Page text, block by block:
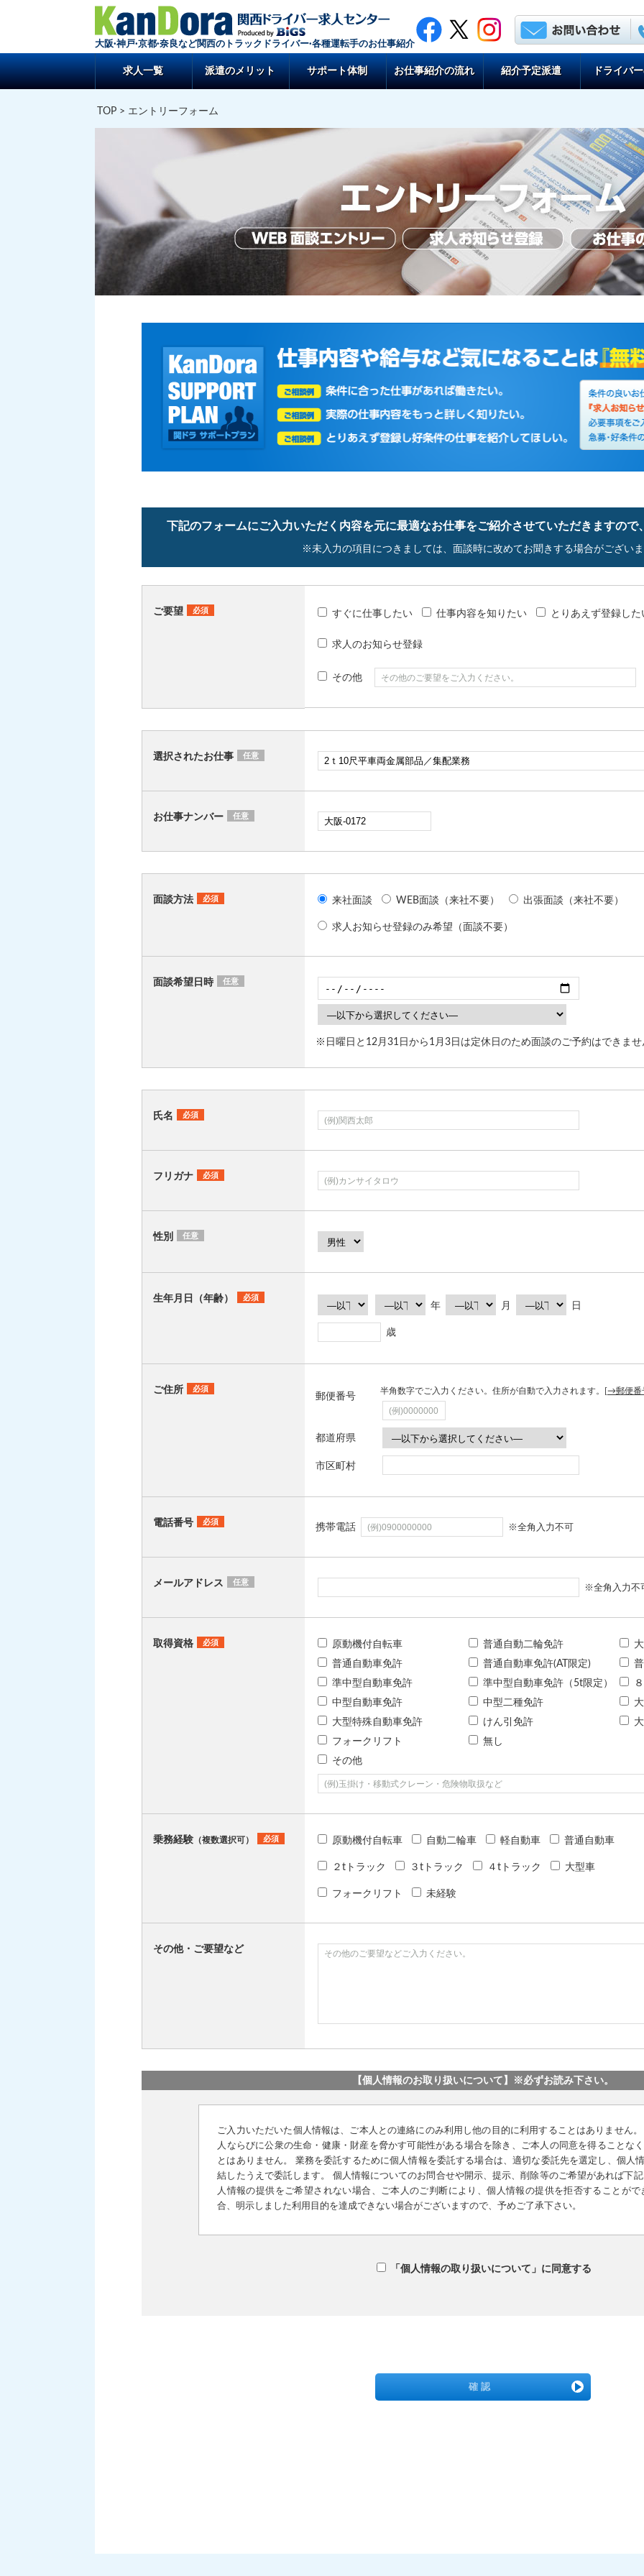
大阪·神戸·京都·奈良など関西のトラックドライバー·各種運転手のお仕事紹介
求人一覧 派遣のメリット サポート体制 お仕事紹介の流れ 紹介予定派遣 ドライバ
TOP> エントリーフォーム
下記のフォームにご入力いただく内容を元に最適なお仕事をご紹介させていただきますの
※未入力の項目につきましては、面談時に改めてお聞きする場合がござい
ご要望 必須 すぐに仕事したい 仕事内容を知りたい とりあえず登録した
求人のお知らせ登録
その他
選択されたお仕事 任意
お仕事ナンバー 任意
面談方法 必須 来社面談 WEB面談（来社不要） 出張面談（来社不要）
求人お知らせ登録のみ希望（面談不要）
面談希望日時 任意
※日曜日と12月31日から1月3日は定休日のため面談のご予約はできませ
氏名 必須
フリガナ 必須
性別 任意
生年月日（年齢） 必須
年 月 日
歳
ご住所 必須
郵便番号 半角数字でご入力ください。住所が自動で入力されます。[ →郵便番
都道府県
市区町村
電話番号 必須 携帯電話 ※全角入力不可
メールアドレス 任意
※全角入力不
取得資格 必須 原動機付自転車 普通自動二輪免許
普通自動車免許
普通自動車免許(AT限定)
準中型自動車免許
準中型自動車免許（5t限定）
中型自動車免許
中型二種免許
大型特殊自動車免許
けん引免許
フォークリフト
無し
その他
乗務経験（複数選択可） 必須 原動機付自転車 自動二輪車 軽自動車 普通自動車
２tトラック ３tトラック ４tトラック 大型車
フォークリフト 未経験
その他・ご要望など
【個人情報のお取り扱いについて】 ※必ずお読み下さい。
ご入力いただいた個人情報は、ご本人との連絡にのみ利用し他の目的に利用することはありません
人ならびに公衆の生命・健康・財産を脅かす可能性がある場合を除き、ご本人の同意を得ることな
とはありません。 業務を委託するために個人情報を委託する場合は、適切な委託先を選定し、個人
結したうえで委託します。 個人情報についてのお問合せや開示、提示、削除等のご希望があれば下
人情報の提供をご希望されない場合、ご本人のご判断により、個人情報の提供を拒否することが
合、明示しました利用目的を達成できない場合がございますので、予めご了承下さい。
「個人情報の取り扱いについて」に同意する